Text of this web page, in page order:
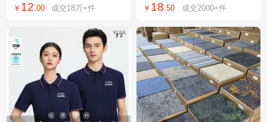
正神器驼背矫正带
￥ 12.00 成交18万+件
环增重训练绑腿
￥ 18.50 成交2000+件